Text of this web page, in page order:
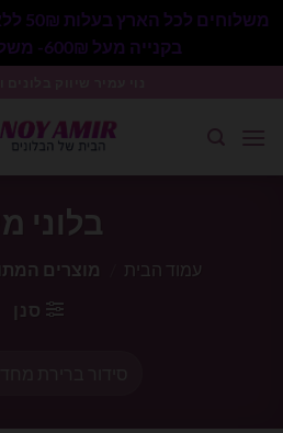
בקנייה מעל 600₪- משלוח חינם.
בלוני
עמוד הבית
מוצרים
סנן